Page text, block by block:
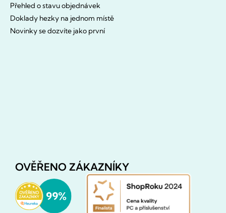
Přehled o stavu objednávek
Doklady hezky na jednom místě
Novinky se dozvíte jako první
OVĚŘENO ZÁKAZNÍKY